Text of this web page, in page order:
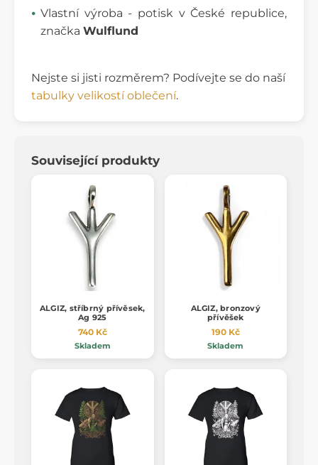
Vlastní výroba - potisk v České republice,
značka Wulflund
Nejste si jisti rozměrem? Podívejte se do naší
tabulky velikostí oblečení.
Související produkty
ALGIZ, stříbrný přívěsek,
Ag 925
740 Kč
Skladem
ALGIZ, bronzový
přívěšek
190 Kč
Skladem